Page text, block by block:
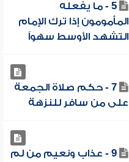
5 - ما يفعله
المأمومون إذا ترك الإمام
التشهد الأوسط سهواً
7 - حكم صلاة الجمعة
على من سافر للنزهة
9 - عذاب ونعيم من لم